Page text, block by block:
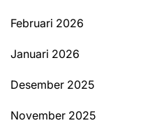
Februari 2026
Januari 2026
Desember 2025
November 2025